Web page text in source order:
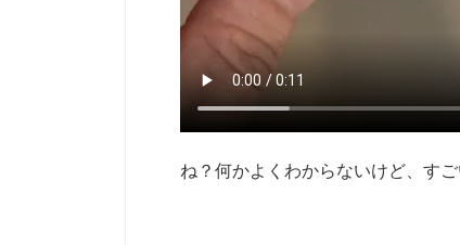
ね？何かよくわからないけど、す